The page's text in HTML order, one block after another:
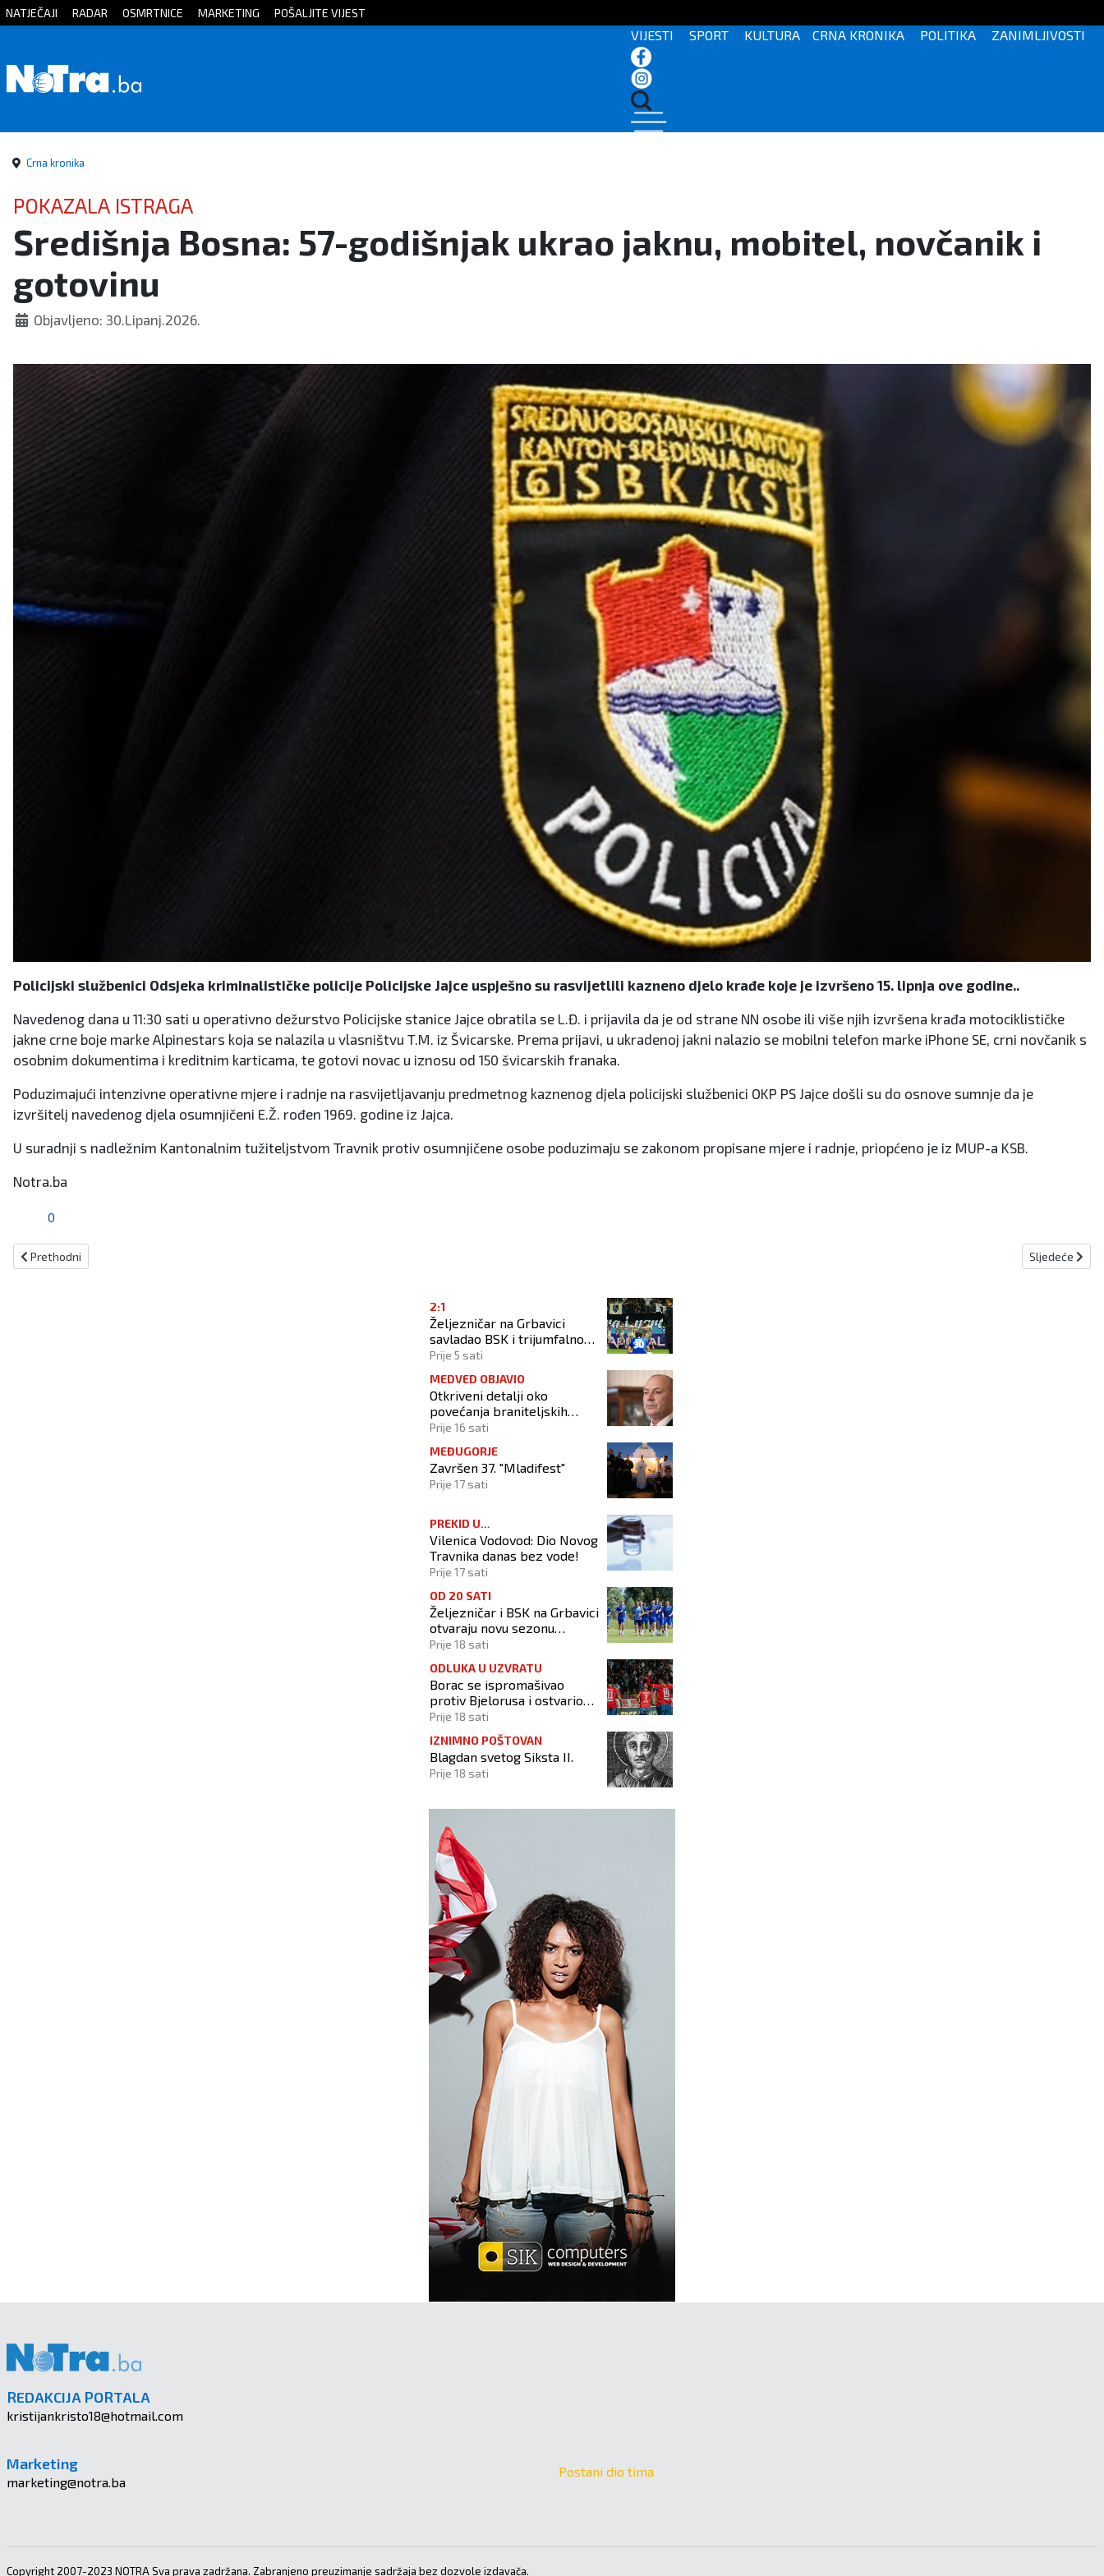
Početna
Sport
Kultura
Crna
kronika
Politika
Zanimljivosti
NATJEČAJI RADAR OSMRTNICE MARKETING POŠALJITE VIJEST
VIJESTI SPORT KULTURA CRNA KRONIKA POLITIKA ZANIMLJIVOSTI
Crna kronika
POKAZALA ISTRAGA
Središnja Bosna: 57-godišnjak ukrao jaknu, mobitel, novčanik i
gotovinu
Objavljeno: 30.Lipanj.2026.
Policijski službenici Odsjeka kriminalističke policije Policijske Jajce uspješno su rasvijetlili kazneno djelo krađe koje je izvršeno 15. lipnja ove godine..
Navedenog dana u 11:30 sati u operativno dežurstvo Policijske stanice Jajce obratila se L.Đ. i prijavila da je od strane NN osobe ili više njih izvršena krađa motociklističke
jakne crne boje marke Alpinestars koja se nalazila u vlasništvu T.M. iz Švicarske. Prema prijavi, u ukradenoj jakni nalazio se mobilni telefon marke iPhone SE, crni novčanik s
osobnim dokumentima i kreditnim karticama, te gotovi novac u iznosu od 150 švicarskih franaka.
Poduzimajući intenzivne operativne mjere i radnje na rasvijetljavanju predmetnog kaznenog djela policijski službenici OKP PS Jajce došli su do osnove sumnje da je
izvršitelj navedenog djela osumnjičeni E.Ž. rođen 1969. godine iz Jajca.
U suradnji s nadležnim Kantonalnim tužiteljstvom Travnik protiv osumnjičene osobe poduzimaju se zakonom propisane mjere i radnje, priopćeno je iz MUP-a KSB.
Notra.ba
0
Prethodni članak: Vitez: U prometnoj nesreći teško ozlijeđen 34-godišnji motociklist
Prethodni Sljedeći
Sljedeće
2:1
Željezničar na Grbavici
savladao BSK i trijumfalno
počeo novu sezonu
Prije 5 sati
MEDVED OBJAVIO
Otkriveni detalji oko
povećanja braniteljskih
mirovina: Tko dobiva, a tko
Prije 16 sati
MEĐUGORJE
Završen 37. "Mladifest"
Prije 17 sati
PREKID U
VODOSNABDIJEVANJU
Vilenica Vodovod: Dio Novog
Travnika danas bez vode!
Prije 17 sati
OD 20 SATI
Željezničar i BSK na Grbavici
otvaraju novu sezonu
nogometnog prvenstva BiH
Prije 18 sati
ODLUKA U UZVRATU
Borac se ispromašivao
protiv Bjelorusa i ostvario
minimalno slavlje
Prije 18 sati
IZNIMNO POŠTOVAN
Blagdan svetog Siksta II.
Prije 18 sati
REDAKCIJA PORTALA
kristijankristo18@hotmail.com
Marketing
marketing@notra.ba
Postani dio tima
Copyright 2007-2023 NOTRA Sva prava zadržana. Zabranjeno preuzimanje sadržaja bez dozvole izdavača.